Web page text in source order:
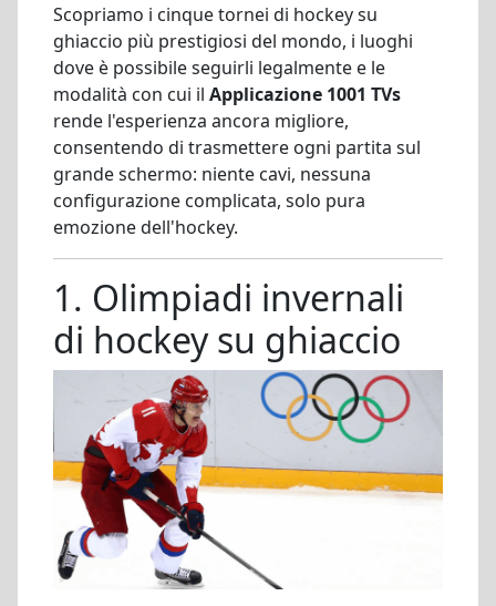
Scopriamo i cinque tornei di hockey su
ghiaccio più prestigiosi del mondo, i luoghi
dove è possibile seguirli legalmente e le
modalità con cui il Applicazione 1001 TVs
rende l'esperienza ancora migliore,
consentendo di trasmettere ogni partita sul
grande schermo: niente cavi, nessuna
configurazione complicata, solo pura
emozione dell'hockey.
1. Olimpiadi invernali
di hockey su ghiaccio